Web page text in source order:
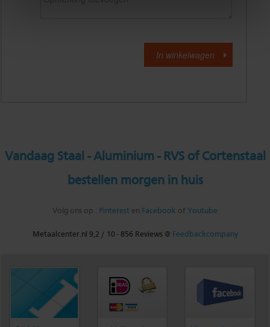
Vandaag Staal - Aluminium - RVS of Cortenstaal
bestellen morgen in huis
Volg ons op : Pinterest en Facebook of Youtube
Metaalcenter.nl 9,2 / 10 -856 Reviews @ Feedbackcompany